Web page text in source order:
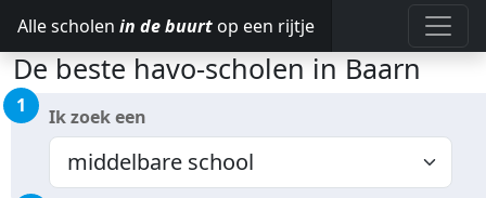
Alle scholen in de buurt op een rijtje
De beste havo-scholen in Baarn
1 Ik zoek een